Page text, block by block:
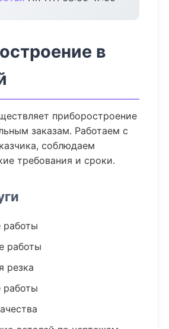
в
приборостроение
заказам. Работаем с
соблюдаем
требования и сроки.
работы
работы
резка
работы